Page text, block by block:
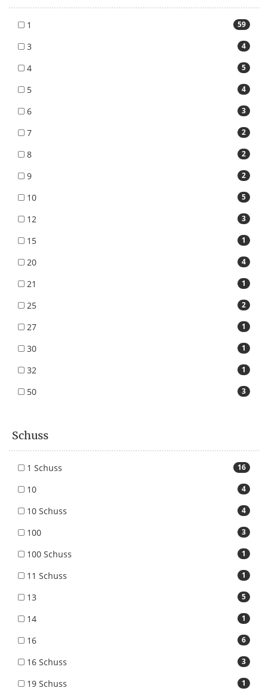
59
1
4
3
5
4
4
5
3
6
2
7
2
8
2
9
5
10
3
12
1
15
4
20
1
21
2
25
1
27
1
30
1
32
3
50
Schuss
16
1 Schuss
4
10
4
10 Schuss
3
100
1
100 Schuss
1
11 Schuss
5
13
1
14
6
16
3
16 Schuss
1
19 Schuss